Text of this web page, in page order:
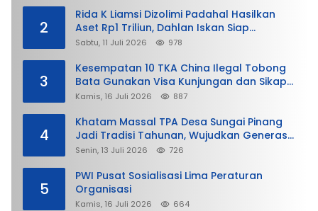
2
Rida K Liamsi Dizolimi Padahal Hasilkan
Aset Rp1 Triliun, Dahlan Iskan Siap
Membela
Sabtu, 11 Juli 2026 978
3
Kesempatan 10 TKA China Ilegal Tobong
Bata Gunakan Visa Kunjungan dan Sikap
Lunak Ditjen Imigrasi Kepri?
Kamis, 16 Juli 2026 887
4
Khatam Massal TPA Desa Sungai Pinang
Jadi Tradisi Tahunan, Wujudkan Generasi
Qurani
Senin, 13 Juli 2026 726
5
PWI Pusat Sosialisasi Lima Peraturan
Organisasi
Kamis, 16 Juli 2026 664